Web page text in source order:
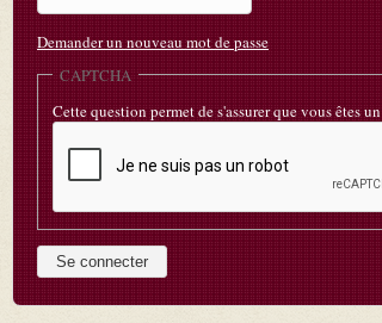
Demander un nouveau mot de passe
CAPTCHA
Cette question permet de s'assurer que vous êtes